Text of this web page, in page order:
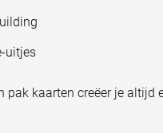
uitjes
pak kaarten creëer je